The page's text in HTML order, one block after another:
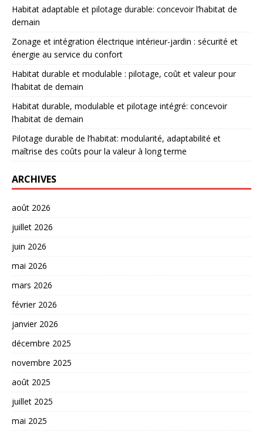
Habitat adaptable et pilotage durable: concevoir l’habitat de
demain
Zonage et intégration électrique intérieur-jardin : sécurité et
énergie au service du confort
Habitat durable et modulable : pilotage, coût et valeur pour
l’habitat de demain
Habitat durable, modulable et pilotage intégré: concevoir
l’habitat de demain
Pilotage durable de l’habitat: modularité, adaptabilité et
maîtrise des coûts pour la valeur à long terme
ARCHIVES
août 2026
juillet 2026
juin 2026
mai 2026
mars 2026
février 2026
janvier 2026
décembre 2025
novembre 2025
août 2025
juillet 2025
mai 2025